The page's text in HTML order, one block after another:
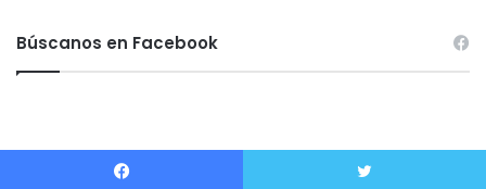
Búscanos en Facebook